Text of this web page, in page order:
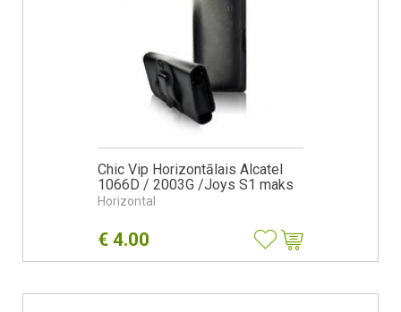
Chic Vip Horizontālais Alcatel
1066D / 2003G /Joys S1 maks
Horizontal
€ 4.00